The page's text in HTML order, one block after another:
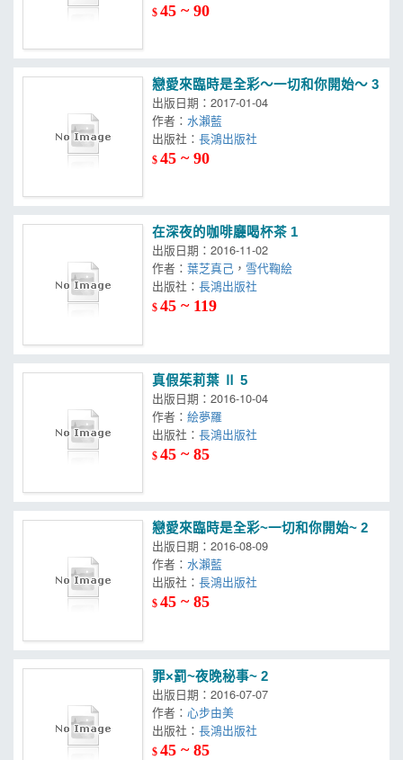
$45 ~ 90
戀愛來臨時是全彩～一切和你開始～ 3
出版日期：2017-01-04
作者：水瀨藍
出版社：
$45 ~ 90
在深夜的咖啡廳喝杯茶 1
出版日期：2016-11-02
作者：葉芝真己 ， 雪代鞠絵
出版社：
$45 ~ 119
真假茱莉葉 Ⅱ 5
出版日期：2016-10-04
作者：絵夢羅
出版社：
$45 ~ 85
戀愛來臨時是全彩~一切和你開始~ 2
出版日期：2016-08-09
作者：水瀨藍
出版社：
$45 ~ 85
罪×罰~夜晚秘事~ 2
出版日期：2016-07-07
作者：心步由美
出版社：
$45 ~ 85